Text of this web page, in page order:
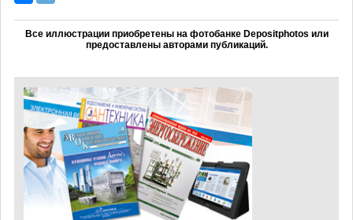
Все иллюстрации приобретены на фотобанке Depositphotos или
предоставлены авторами публикаций.